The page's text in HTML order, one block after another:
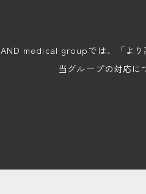
AND medical groupでは、「より
当グループの対応に